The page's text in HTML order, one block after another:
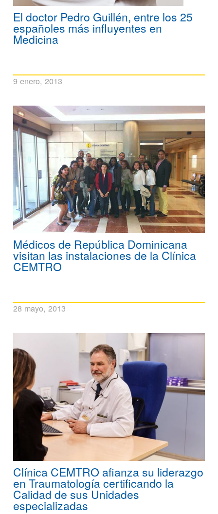
El doctor Pedro Guillén, entre los 25
españoles más influyentes en
Medicina
9 enero, 2013
Médicos de República Dominicana
visitan las instalaciones de la Clínica
CEMTRO
28 mayo, 2013
Clínica CEMTRO afianza su liderazgo
en Traumatología certificando la
Calidad de sus Unidades
especializadas